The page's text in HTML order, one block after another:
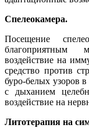
Спелеокамера.
Посещение
благоприятным
воздействие на
средство против
буро-белых узоров
с дыханием
воздействие на
Литотерапия на